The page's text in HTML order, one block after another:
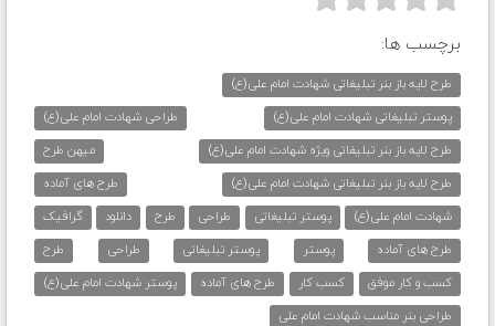
برچسب ها:
طرح لایه باز بنر تبلیغاتی شهادت امام علی(ع)
پوستر تبلیغاتی شهادت امام علی(ع)
طراحی شهادت امام علی(ع)
طرح لایه باز بنر تبلیغاتی ویژه شهادت امام علی(ع)
میهن طرح
طرح لایه باز بنر تبلیغاتی شهادت امام علی(ع)
طرح های آماده
شهادت امام علی(ع)
پوستر تبلیغاتی طراحی طرح دانلود
گرافیک
طرح های آماده
پوستر پوستر تبلیغاتی طراحی
طرح
کسب و کار موفق
کسب کار طرح های آماده
پوستر شهادت امام علی(ع)
طراحی بنر مناسب شهادت امام علی